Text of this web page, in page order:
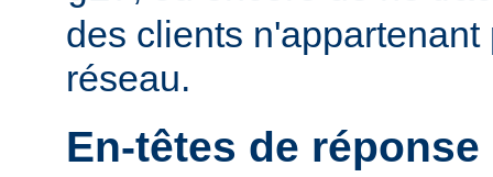
des clients
réseau.
En-têtes de